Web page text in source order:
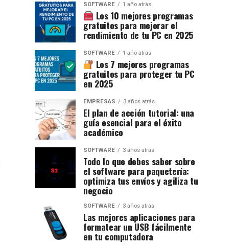
SOFTWARE 1 año atrás
Los 10 mejores programas
gratuitos para mejorar el
rendimiento de tu PC en 2025
SOFTWARE 1 año atrás
Los 7 mejores programas
gratuitos para proteger tu PC
en 2025
EMPRESAS 3 años atrás
El plan de acción tutorial: una
guía esencial para el éxito
académico
SOFTWARE 3 años atrás
Todo lo que debes saber sobre
el software para paquetería:
optimiza tus envíos y agiliza tu
negocio
SOFTWARE 3 años atrás
Las mejores aplicaciones para
formatear un USB fácilmente
en tu computadora